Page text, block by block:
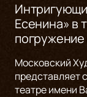
Есенина» в
погружение
Московский
представляет
театре имени